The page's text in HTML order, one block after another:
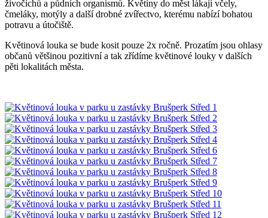
živočichů a půdních organismů. Květiny do měst lákají včely,
čmeláky, motýly a další drobné zvířectvo, kterému nabízí bohatou
potravu a útočiště.
Květinová louka se bude kosit pouze 2x ročně. Prozatím jsou ohlasy
občanů většinou pozitivní a tak zřídíme květinové louky v dalších
pěti lokalitách města.